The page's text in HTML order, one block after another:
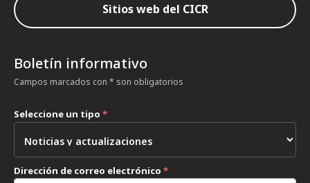
Sitios web del CICR
Boletín informativo
Campos marcados con * son obligatorios
Seleccione un tipo *
Dirección de correo electrónico *